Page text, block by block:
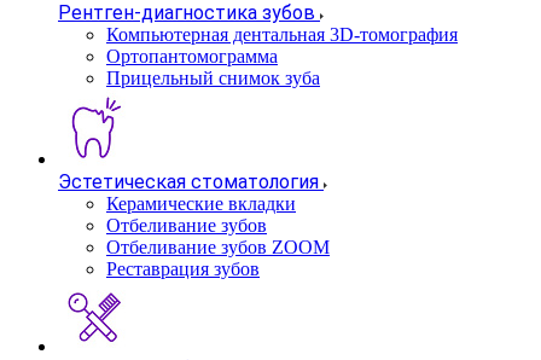
Рентген-диагностика зубов
Компьютерная дентальная 3D-томография
Ортопантомограмма
Прицельный снимок зуба
Эстетическая стоматология
Керамические вкладки
Отбеливание зубов
Отбеливание зубов ZOOM
Реставрация зубов